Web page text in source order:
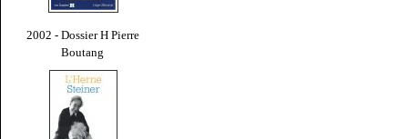
2002 - Dossier H Pierre
Boutang